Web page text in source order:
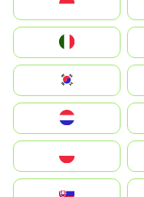
South Korea